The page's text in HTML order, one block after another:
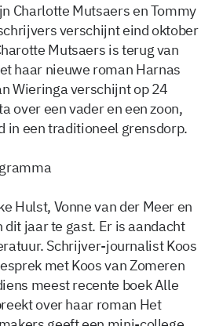
Charlotte Mutsaers en Tommy
verschijnt eind oktober
Mutsaers is terug van
haar nieuwe roman Harnas
Wieringa verschijnt op 24
over een vader en een zoon,
in een traditioneel grensdorp.
Hulst, Vonne van der Meer en
dit jaar te gast. Er is aandacht
Schrijver-journalist Koos
met Koos van Zomeren
meest recente boek Alle
over haar roman Het